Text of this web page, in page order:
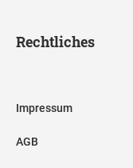
Rechtliches
Impressum
AGB